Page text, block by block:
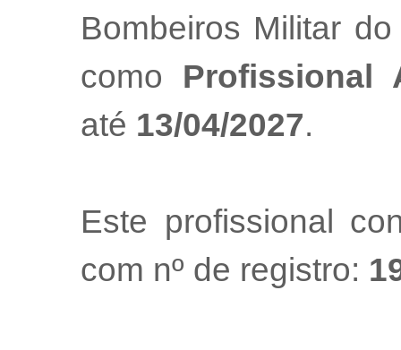
Bombeiros Militar
como Profissional
até 13/04/2027.
Este profissional
com nº de registro: